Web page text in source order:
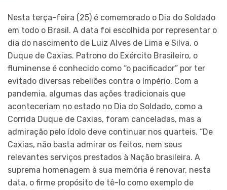
Nesta terça-feira (25) é comemorado o Dia do Soldado
em todo o Brasil. A data foi escolhida por representar o
dia do nascimento de Luiz Alves de Lima e Silva, o
Duque de Caxias. Patrono do Exército Brasileiro, o
fluminense é conhecido como “o pacificador” por ter
evitado diversas rebeliões contra o Império. Com a
pandemia, algumas das ações tradicionais que
aconteceriam no estado no Dia do Soldado, como a
Corrida Duque de Caxias, foram canceladas, mas a
admiração pelo ídolo deve continuar nos quarteis. “De
Caxias, não basta admirar os feitos, nem seus
relevantes serviços prestados à Nação brasileira. A
suprema homenagem à sua memória é renovar, nesta
data, o firme propósito de tê-lo como exemplo de